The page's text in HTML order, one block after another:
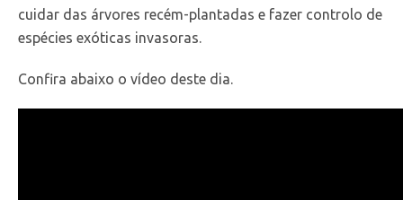
cuidar das árvores recém-plantadas e fazer controlo de
espécies exóticas invasoras.
Confira abaixo o vídeo deste dia.